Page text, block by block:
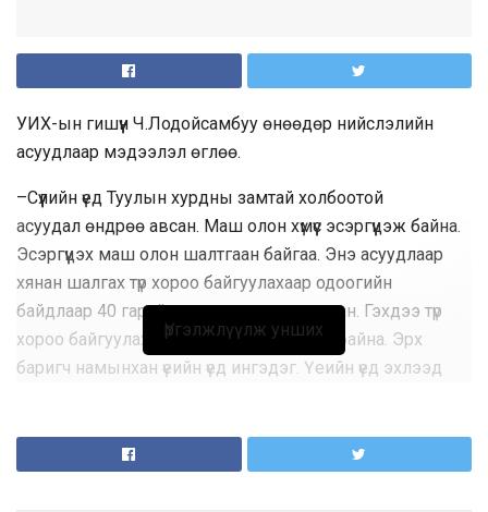
УИХ-ын гишүүн Ч.Лодойсамбуу өнөөдөр нийслэлийн
асуудлаар мэдээлэл өглөө.
–Сүүлийн үед Туулын хурдны замтай холбоотой
асуудал өндрөө авсан. Маш олон хүмүүс эсэргүүцэж байна.
Эсэргүүцэх маш олон шалтгаан байгаа. Энэ асуудлаар
хянан шалгах түр хороо байгуулахаар одоогийн
байдлаар 40 гаруй гишүүн гарын үсэг зурсан. Гэхдээ түр
хороо байгуулах ажлаа татаж байх шиг байна. Эрх
баригч намынхан үеийн үед ингэдэг. Үеийн үед эхлээд
эхэлдэг. Хянан шалгах түр хороо байгуулах гээд явж
Үргэлжлүүлж унших